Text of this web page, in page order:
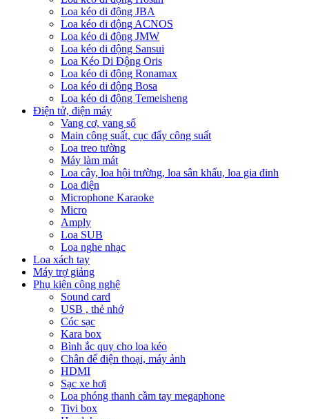
Loa kéo di động JBA
Loa kéo di động ACNOS
Loa kéo di động JMW
Loa kéo di động Sansui
Loa Kéo Di Động Oris
Loa kéo di động Ronamax
Loa kéo di động Bosa
Loa kéo di động Temeisheng
Điện tử, điện máy
Vang cơ, vang số
Main công suất, cục đẩy công suất
Loa treo tường
Máy làm mát
Loa cây, loa hội trường, loa sân khấu, loa gia đinh
Loa điện
Microphone Karaoke
Micro
Amply
Loa SUB
Loa nghe nhạc
Loa xách tay
Máy trợ giảng
Phụ kiện công nghệ
Sound card
USB , thẻ nhớ
Cóc sạc
Kara box
Bình ắc quy cho loa kéo
Chân để điện thoại, máy ảnh
HDMI
Sạc xe hơi
Loa phóng thanh cầm tay megaphone
Tivi box